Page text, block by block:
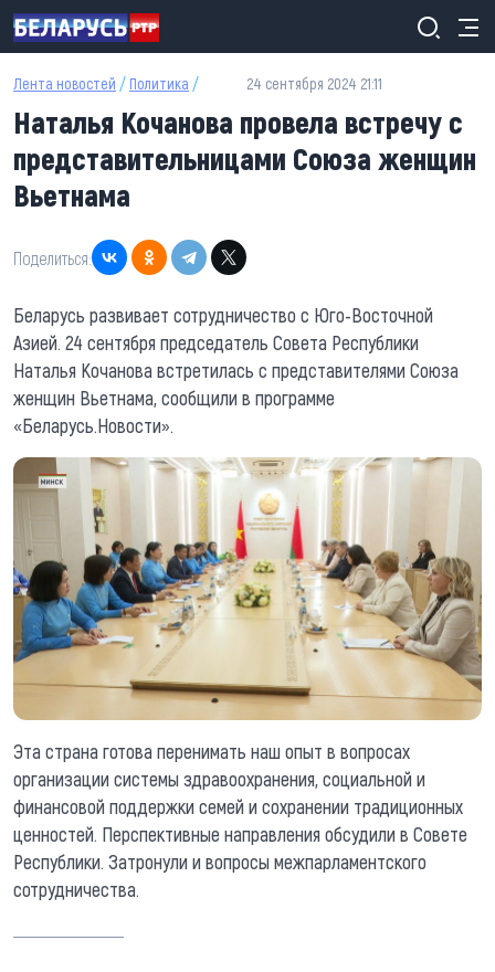
Перейти к основному содержанию
Лента новостей / Политика / 24 сентября 2024 21:11
Наталья Кочанова провела встречу с
представительницами Союза женщин
Вьетнама
Поделиться:
Беларусь развивает сотрудничество с Юго-Восточной
Азией. 24 сентября председатель Совета Республики
Наталья Кочанова встретилась с представителями Союза
женщин Вьетнама, сообщили в программе
«Беларусь.Новости».
Эта страна готова перенимать наш опыт в вопросах
организации системы здравоохранения, социальной и
финансовой поддержки семей и сохранении традиционных
ценностей. Перспективные направления обсудили в Совете
Республики. Затронули и вопросы межпарламентского
сотрудничества.